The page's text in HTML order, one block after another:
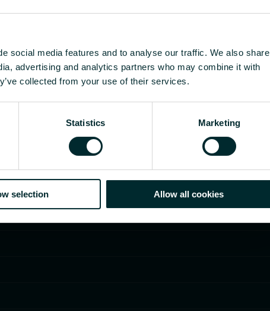
social media features and to analyse our traffic. We also share
advertising and analytics partners who may combine it with
collected from your use of their services.
Statistics Marketing
selection Allow all cookies